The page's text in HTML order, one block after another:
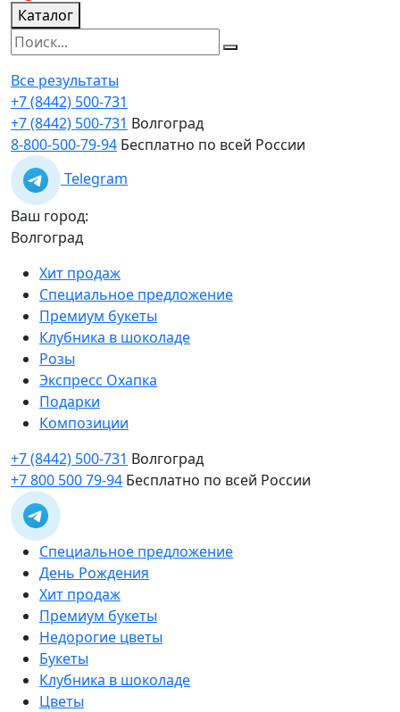
Каталог
Все результаты
+7 (8442) 500-731
+7 (8442) 500-731 Волгоград
8-800-500-79-94 Бесплатно по всей России
Telegram
Ваш город:
Волгоград
Хит продаж
Специальное предложение
Премиум букеты
Клубника в шоколаде
Розы
Экспресс Охапка
Подарки
Композиции
+7 (8442) 500-731 Волгоград
+7 800 500 79-94 Бесплатно по всей России
Специальное предложение
День Рождения
Хит продаж
Премиум букеты
Недорогие цветы
Букеты
Клубника в шоколаде
Цветы